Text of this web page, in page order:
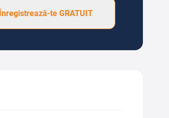
Înregistrează-te GRATUIT